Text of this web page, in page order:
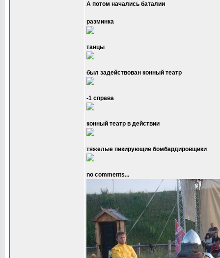
А потом начались баталии
разминка
танцы
был задействован конный театр
-1 справа
конный театр в действии
тяжелые пикирующие бомбардировщики
no comments...